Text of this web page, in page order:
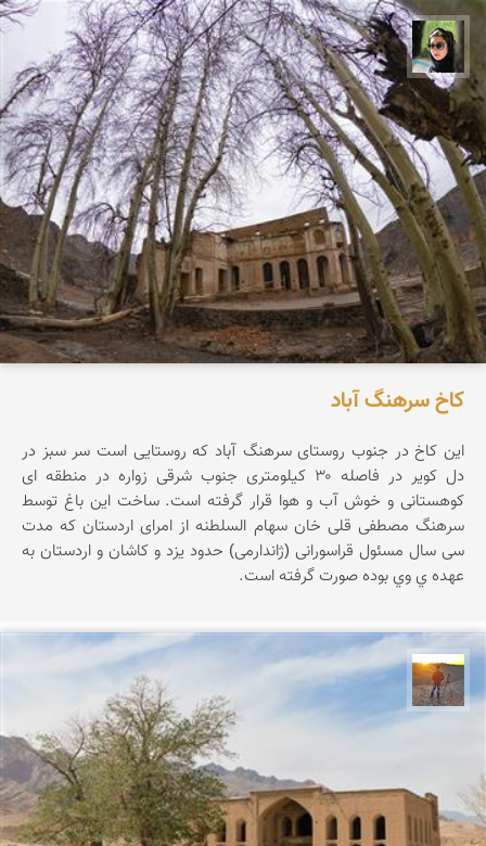
سپیده اصلان
کاخ سرهنگ آباد
این کاخ در جنوب روستای سرهنگ آباد که روستایی است سر سبز در
دل کویر در فاصله ۳۰ کیلومتری جنوب شرقی زواره در منطقه ای
کوهستانی و خوش آب و هوا قرار گرفته است. ساخت این باغ توسط
سرهنگ مصطفی قلی خان سهام السلطنه از امرای اردستان که مدت
سی سال مسئول قراسورانی (ژاندارمی) حدود یزد و کاشان و اردستان به
عهده ي وي بوده صورت گرفته است.
مهدی مخلصیان